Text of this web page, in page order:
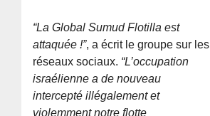
“La Global Sumud Flotilla est
attaquée !”, a écrit le groupe sur les
réseaux sociaux. “L’occupation
israélienne a de nouveau
intercepté illégalement et
violemment notre flotte